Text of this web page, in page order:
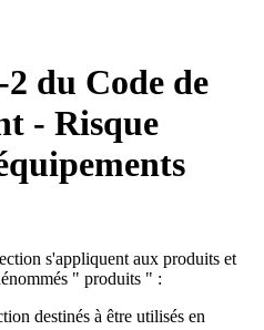
du Code de
- Risque
s'appliquent aux produits et
" produits " :
destinés à être utilisés en